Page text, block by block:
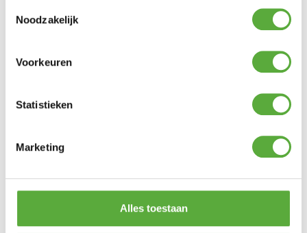
Noodzakelijk
Voorkeuren
Statistieken
Marketing
Alles toestaan